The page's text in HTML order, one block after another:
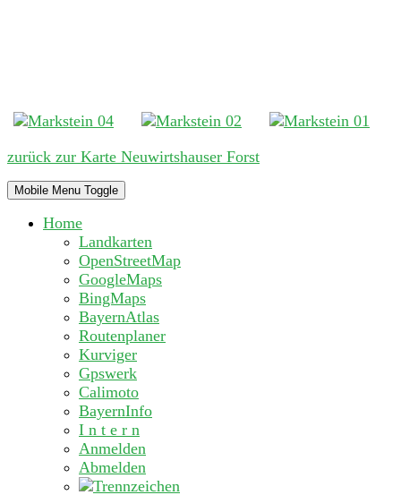
zurück zur Karte Neuwirtshauser Forst
Mobile Menu Toggle
Home
Landkarten
OpenStreetMap
GoogleMaps
BingMaps
BayernAtlas
Routenplaner
Kurviger
Gpswerk
Calimoto
BayernInfo
I n t e r n
Anmelden
Abmelden